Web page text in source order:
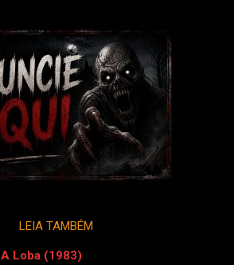
LEIA TAMBÉM
A Loba (1983)